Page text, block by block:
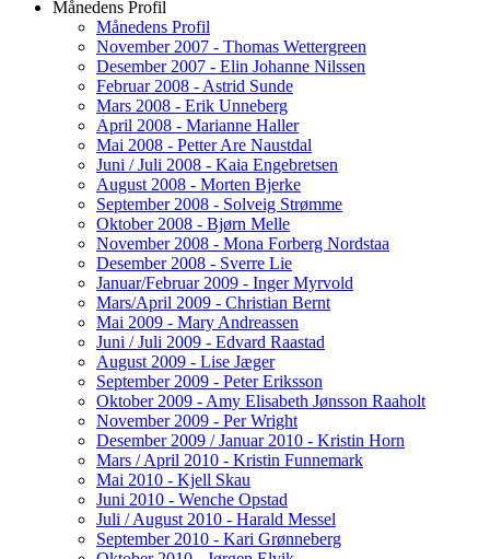
Månedens Profil
Månedens Profil
November 2007 - Thomas Wettergreen
Desember 2007 - Elin Johanne Nilssen
Februar 2008 - Astrid Sunde
Mars 2008 - Erik Unneberg
April 2008 - Marianne Haller
Mai 2008 - Petter Are Naustdal
Juni / Juli 2008 - Kaia Engebretsen
August 2008 - Morten Bjerke
September 2008 - Solveig Strømme
Oktober 2008 - Bjørn Melle
November 2008 - Mona Forberg Nordstaa
Desember 2008 - Sverre Lie
Januar/Februar 2009 - Inger Myrvold
Mars/April 2009 - Christian Bernt
Mai 2009 - Mary Andreassen
Juni / Juli 2009 - Edvard Raastad
August 2009 - Lise Jæger
September 2009 - Peter Eriksson
Oktober 2009 - Amy Elisabeth Jønsson Raaholt
November 2009 - Per Wright
Desember 2009 / Januar 2010 - Kristin Horn
Mars / April 2010 - Kristin Funnemark
Mai 2010 - Kjell Skau
Juni 2010 - Wenche Opstad
Juli / August 2010 - Harald Messel
September 2010 - Kari Grønneberg